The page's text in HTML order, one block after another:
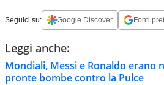
Seguici su: Google Discover Fonti
Leggi anche:
Mondiali, Messi e Ronaldo erano
pronte bombe contro la Pulce